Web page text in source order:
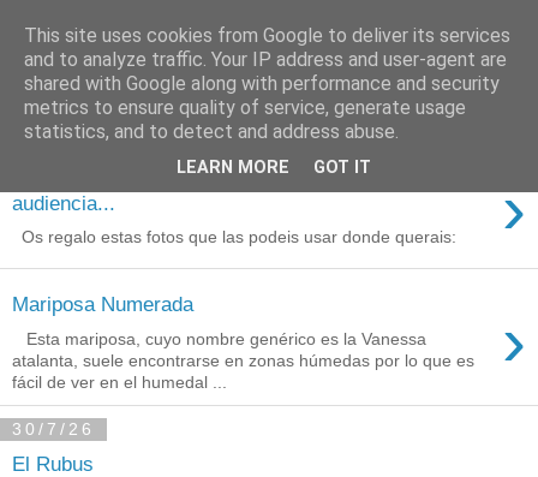
Está de pinga
3/8/26
Agradecimientos a Ares por su
audiencia...
›
Os regalo estas fotos que las podeis usar donde querais:
Mariposa Numerada ›
Esta mariposa, cuyo nombre genérico es la Vanessa
atalanta, suele encontrarse en zonas húmedas por lo que es
fácil de ver en el humedal ...
30/7/26
El Rubus
This site uses cookies from Google to deliver its services
and to analyze traffic. Your IP address and user-agent are
shared with Google along with performance and security
metrics to ensure quality of service, generate usage
statistics, and to detect and address abuse.
LEARN MORE GOT IT